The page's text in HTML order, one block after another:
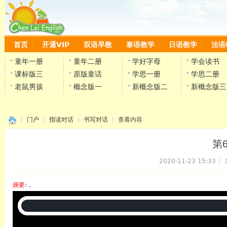
首页 开通VIP 双语早教 泰语教学 日语教学 法语
童年一册 童年二册 学好字母
学会读书
课标版三
原版童话 学思一册
学思二册
老鼠男孩
概念版一 新概念版二 新概念版三
陈雷
门户 指读对话 书写对话 查看内容
第
2020-11-23 15:33
摘要: ,